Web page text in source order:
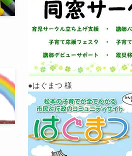
●はぐまつ 様